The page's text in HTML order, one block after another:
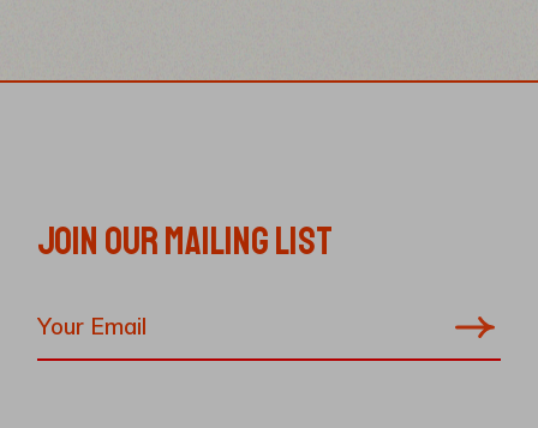
JOIN OUR MAILING LIST